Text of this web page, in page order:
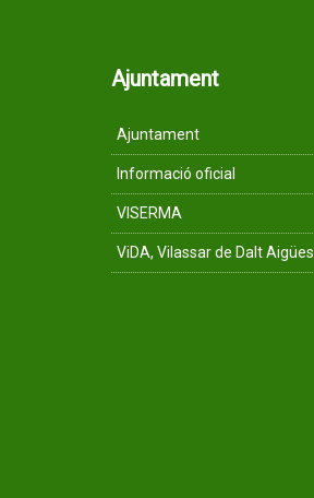
Ajuntament
Ajuntament
Informació oficial
VISERMA
ViDA, Vilassar de Dalt Aigües